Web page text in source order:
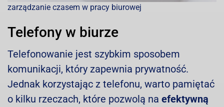
zarządzanie czasem w pracy biurowej
Telefony w biurze
Telefonowanie jest szybkim sposobem
komunikacji, który zapewnia prywatność.
Jednak korzystając z telefonu, warto pamiętać
o kilku rzeczach, które pozwolą na efektywną